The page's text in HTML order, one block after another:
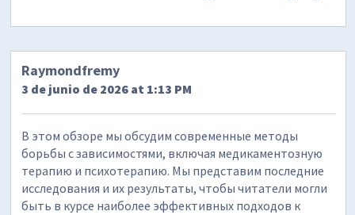
Raymondfremy
3 de junio de 2026 at 1:13 PM
В этом обзоре мы обсудим современные методы
борьбы с зависимостями, включая медикаментозную
терапию и психотерапию. Мы представим последние
исследования и их результаты, чтобы читатели могли
быть в курсе наиболее эффективных подходов к